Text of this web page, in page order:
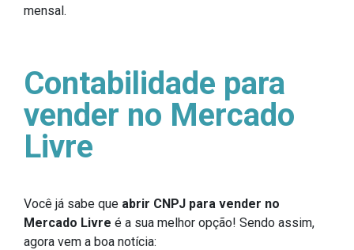
mensal.
Contabilidade para
vender no Mercado
Livre
Você já sabe que abrir CNPJ para vender no
Mercado Livre é a sua melhor opção! Sendo assim,
agora vem a boa notícia: